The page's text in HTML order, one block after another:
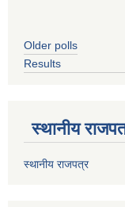
Older polls
Results
स्थानीय
स्थानीय राजपत्र